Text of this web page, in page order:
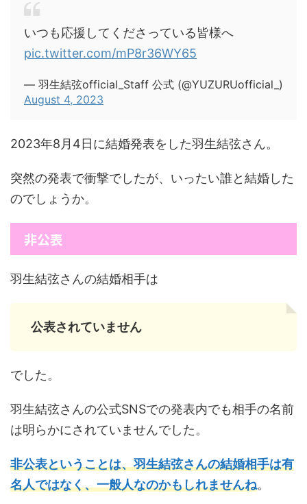
いつも応援してくださっている皆様へ
pic.twitter.com/mP8r36WY65
— 羽生結弦official_Staff 公式 (@YUZURUofficial_)
August 4, 2023
2023年8月4日に結婚発表をした羽生結弦さん。
突然の発表で衝撃でしたが、いったい誰と結婚した
のでしょうか。
非公表
羽生結弦さんの結婚相手は
公表されていません
でした。
羽生結弦さんの公式SNSでの発表内でも相手の名前
は明らかにされていませんでした。
非公表ということは、羽生結弦さんの結婚相手は有
名人ではなく、一般人なのかもしれませんね。